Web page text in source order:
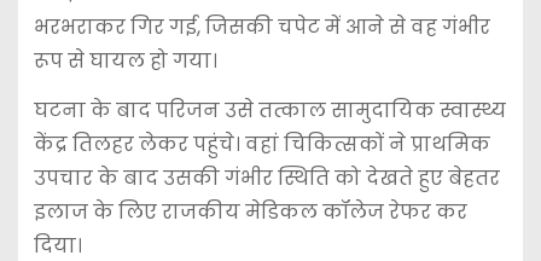
भरभराकर गिर गई, जिसकी चपेट में आने से वह गंभीर
रूप से घायल हो गया।
घटना के बाद परिजन उसे तत्काल सामुदायिक स्वास्थ्य
केंद्र तिलहर लेकर पहुंचे। वहां चिकित्सकों ने प्राथमिक
उपचार के बाद उसकी गंभीर स्थिति को देखते हुए बेहतर
इलाज के लिए राजकीय मेडिकल कॉलेज रेफर कर
दिया।